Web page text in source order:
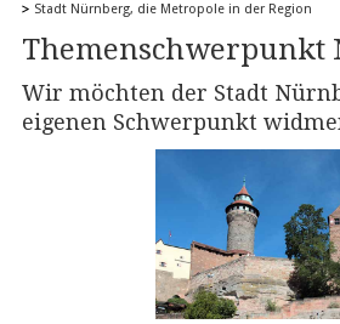
Stadt Nürnberg, die Metropole in der Region
Themenschwerpunkt
Wir möchten der Stadt
eigenen Schwerpunkt